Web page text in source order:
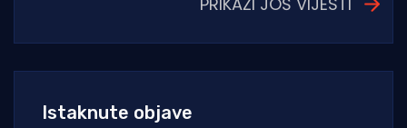
Istaknute objave